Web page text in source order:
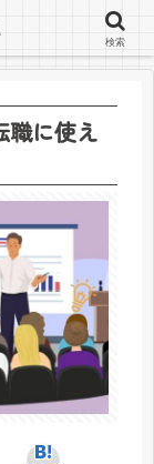
職に使え
検索